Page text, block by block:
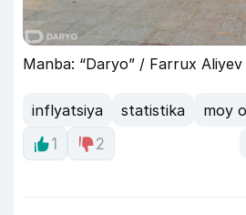
Manba: “Daryo” / Farrux Aliyev
inflyatsiya statistika
moy
1
2